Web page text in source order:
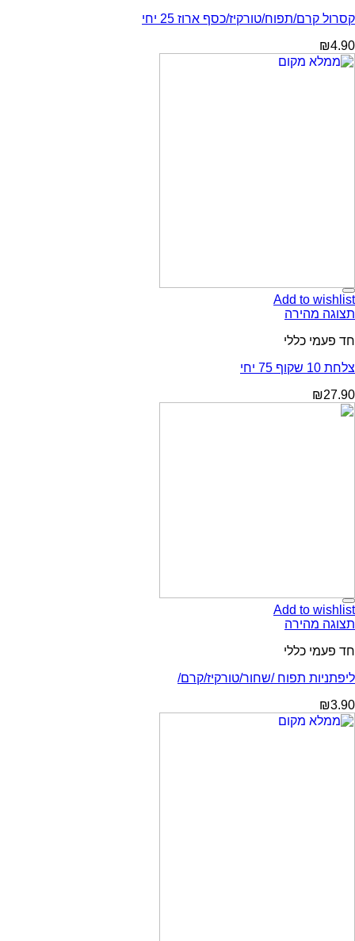
קסרול קרם/תפוח/טורקיז/כסף ארוז 25 יחי
₪4.90
Add to wishlist
תצוגה מהירה
חד פעמי כללי
צלחת 10 שקוף 75 יחי
₪27.90
Add to wishlist
תצוגה מהירה
חד פעמי כללי
ליפתניות תפוח /שחור/טורקיז/קרם/
₪3.90